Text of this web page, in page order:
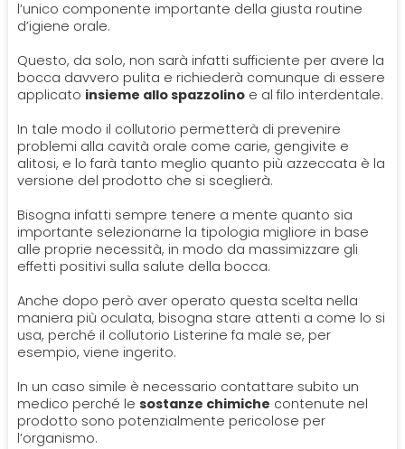
l’unico componente importante della giusta routine
d’igiene orale.
Questo, da solo, non sarà infatti sufficiente per avere la
bocca davvero pulita e richiederà comunque di essere
applicato insieme allo spazzolinoe al filo interdentale.
In tale modo il collutorio permetterà di prevenire
problemi alla cavità orale come carie, gengivite e
alitosi, e lo farà tanto meglio quanto più azzeccata è la
versione del prodotto che si sceglierà.
Bisogna infatti sempre tenere a mente quanto sia
importante selezionarne la tipologia migliore in base
alle proprie necessità, in modo da massimizzare gli
effetti positivi sulla salute della bocca.
Anche dopo però aver operato questa scelta nella
maniera più oculata, bisogna stare attenti a come lo si
usa, perché il collutorio Listerine fa male se, per
esempio, viene ingerito.
In un caso simile è necessario contattare subito un
medico perché le sostanze chimiche contenute nel
prodotto sono potenzialmente pericolose per
l’organismo.